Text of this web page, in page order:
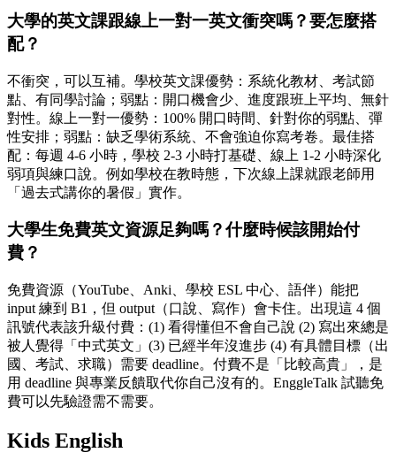
大學的英文課跟線上一對一英文衝突嗎？要怎麼搭
配？
不衝突，可以互補。學校英文課優勢：系統化教材、考試節
點、有同學討論；弱點：開口機會少、進度跟班上平均、無針
對性。線上一對一優勢：100% 開口時間、針對你的弱點、彈
性安排；弱點：缺乏學術系統、不會強迫你寫考卷。最佳搭
配：每週 4-6 小時，學校 2-3 小時打基礎、線上 1-2 小時深化
弱項與練口說。例如學校在教時態，下次線上課就跟老師用
「過去式講你的暑假」實作。
大學生免費英文資源足夠嗎？什麼時候該開始付
費？
免費資源（YouTube、Anki、學校 ESL 中心、語伴）能把
input 練到 B1，但 output（口說、寫作）會卡住。出現這 4 個
訊號代表該升級付費：(1) 看得懂但不會自己說 (2) 寫出來總是
被人覺得「中式英文」(3) 已經半年沒進步 (4) 有具體目標（出
國、考試、求職）需要 deadline。付費不是「比較高貴」，是
用 deadline 與專業反饋取代你自己沒有的。EnggleTalk 試聽免
費可以先驗證需不需要。
Kids English